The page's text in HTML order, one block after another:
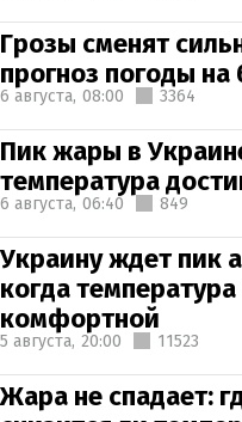
Грозы сменят
прогноз погоды
6 августа, 08:00 3364
Пик жары в
температура
6 августа, 06:40 849
Украину ждет пик
когда
комфортной
5 августа, 20:00 11523
Жара не спадает: